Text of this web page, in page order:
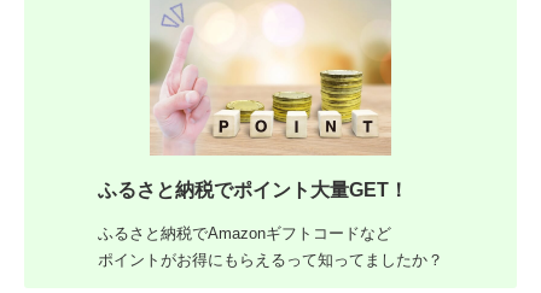
ふるさと納税でポイント大量GET！
ふるさと納税でAmazonギフトコードなど
ポイントがお得にもらえるって知ってましたか？